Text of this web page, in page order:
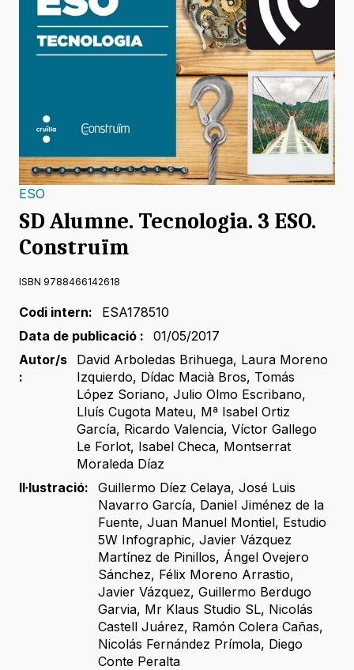
ESO
SD Alumne. Tecnologia. 3 ESO.
Construïm
ISBN 9788466142618
Codi intern:
ESA178510
Data de publicació :
01/05/2017
Autor/s
:
David Arboledas Brihuega, Laura Moreno
Izquierdo, Dídac Macià Bros, Tomás
López Soriano, Julio Olmo Escribano,
Lluís Cugota Mateu, Mª Isabel Ortiz
García, Ricardo Valencia, Víctor Gallego
Le Forlot, Isabel Checa, Montserrat
Moraleda Díaz
Il·lustració:
Guillermo Díez Celaya, José Luis
Navarro García, Daniel Jiménez de la
Fuente, Juan Manuel Montiel, Estudio
5W Infographic, Javier Vázquez
Martínez de Pinillos, Ángel Ovejero
Sánchez, Félix Moreno Arrastio,
Javier Vázquez, Guillermo Berdugo
Garvia, Mr Klaus Studio SL, Nicolás
Castell Juárez, Ramón Colera Cañas,
Nicolás Fernández Prímola, Diego
Conte Peralta